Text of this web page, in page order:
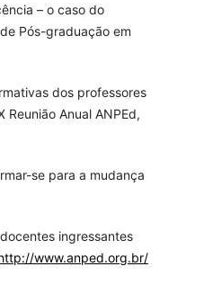
– o caso do
Pós-graduação em
dos professores
Anual ANPEd,
se para a mudança
ingressantes
www.anped.org.br/